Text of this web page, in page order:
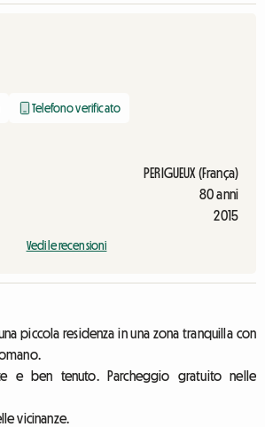
Telefono verificato
PERIGUEUX (França)
80 anni
2015
Vedi le recensioni
piccola residenza in una zona tranquilla con
e ben tenuto. Parcheggio gratuito nelle
vicinanze.